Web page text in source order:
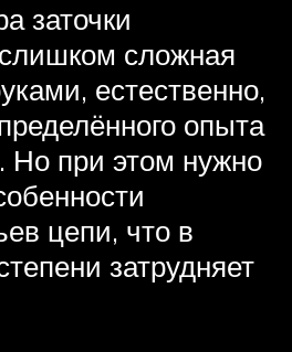
заточки
сложная
естественно,
опыта
Но при этом нужно
цепи, что в
затрудняет